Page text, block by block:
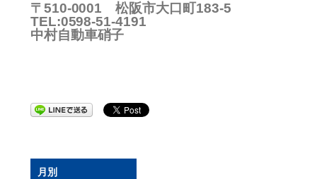
〒510-0001 松阪市大口町183-5
TEL:0598-51-4191
中村自動車硝子
月別